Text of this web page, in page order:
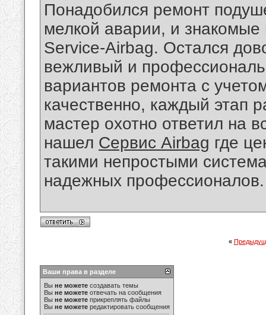
Понадобился ремонт
мелкой аварии, и
Service-Airbag. Остался
вежливый и
вариантов ремонта с
качественно, каждый этап
мастер охотно ответил на
нашел Сервис Airbag где
такими непростыми
надежных профессионалов.
«
Ваши права в разделе
Вы не можете создавать темы
Вы не можете отвечать на сообщения
Вы не можете прикреплять файлы
Вы не можете редактировать сообщения